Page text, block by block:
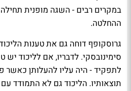
במקרים רבים - השגה מופנית
ההחלטה.
גרוסקופף דוחה גם את טענות
סימינובסקי. לדבריו, אם לליכוד יש
לתפקיד - היה עליו להעלותן כאשר
תוצאותיו. הליכוד גם לא התמודד